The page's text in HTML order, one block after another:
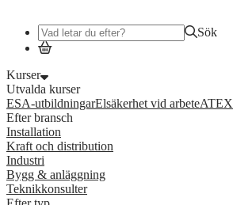
Sök
Kurser
Utvalda kurser
ESA-utbildningarElsäkerhet vid arbeteATEX
Efter bransch
Installation
Kraft och distribution
Industri
Bygg & anläggning
Teknikkonsulter